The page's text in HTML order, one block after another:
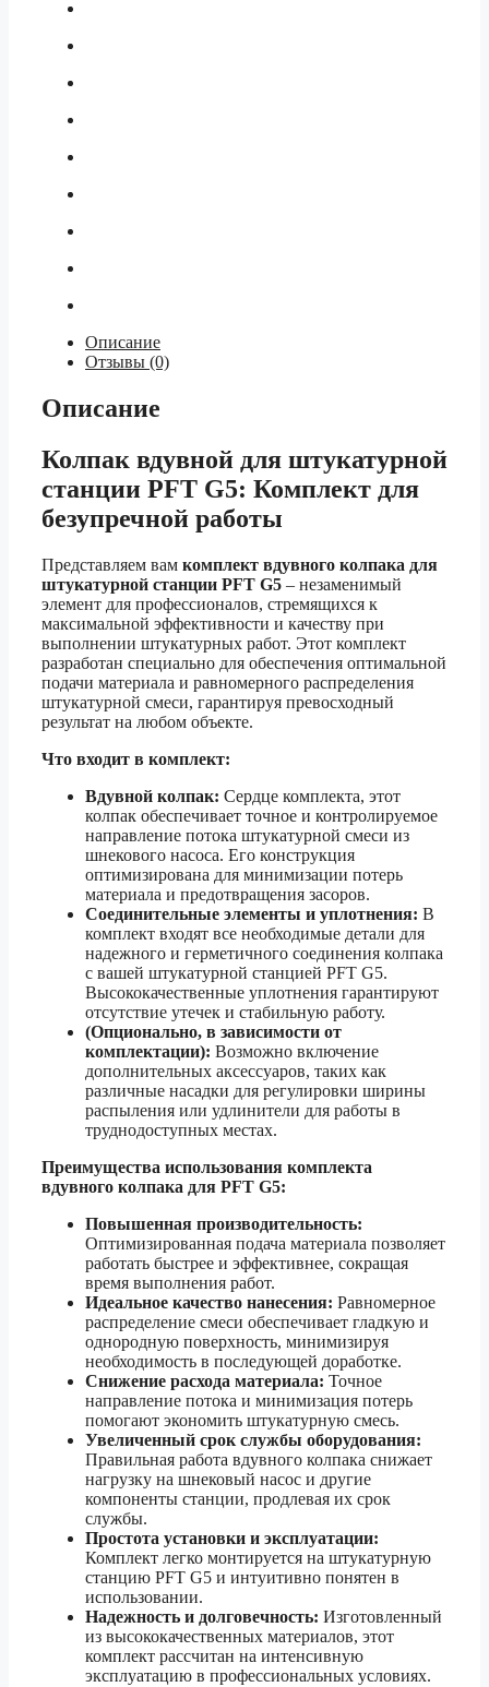
Описание
Отзывы (0)
Описание
Колпак вдувной для штукатурной
станции PFT G5: Комплект для
безупречной работы
Представляем вам комплект вдувного колпака для
штукатурной станции PFT G5 – незаменимый
элемент для профессионалов, стремящихся к
максимальной эффективности и качеству при
выполнении штукатурных работ. Этот комплект
разработан специально для обеспечения оптимальной
подачи материала и равномерного распределения
штукатурной смеси, гарантируя превосходный
результат на любом объекте.
Что входит в комплект:
Вдувной колпак: Сердце комплекта, этот
колпак обеспечивает точное и контролируемое
направление потока штукатурной смеси из
шнекового насоса. Его конструкция
оптимизирована для минимизации потерь
материала и предотвращения засоров.
Соединительные элементы и уплотнения: В
комплект входят все необходимые детали для
надежного и герметичного соединения колпака
с вашей штукатурной станцией PFT G5.
Высококачественные уплотнения гарантируют
отсутствие утечек и стабильную работу.
(Опционально, в зависимости от
комплектации): Возможно включение
дополнительных аксессуаров, таких как
различные насадки для регулировки ширины
распыления или удлинители для работы в
труднодоступных местах.
Преимущества использования комплекта
вдувного колпака для PFT G5:
Повышенная производительность:
Оптимизированная подача материала позволяет
работать быстрее и эффективнее, сокращая
время выполнения работ.
Идеальное качество нанесения: Равномерное
распределение смеси обеспечивает гладкую и
однородную поверхность, минимизируя
необходимость в последующей доработке.
Снижение расхода материала: Точное
направление потока и минимизация потерь
помогают экономить штукатурную смесь.
Увеличенный срок службы оборудования:
Правильная работа вдувного колпака снижает
нагрузку на шнековый насос и другие
компоненты станции, продлевая их срок
службы.
Простота установки и эксплуатации:
Комплект легко монтируется на штукатурную
станцию PFT G5 и интуитивно понятен в
использовании.
Надежность и долговечность: Изготовленный
из высококачественных материалов, этот
комплект рассчитан на интенсивную
эксплуатацию в профессиональных условиях.